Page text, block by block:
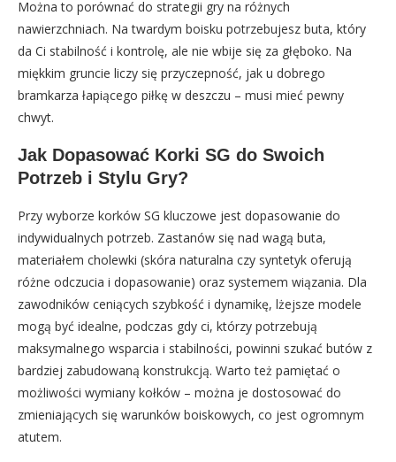
Można to porównać do strategii gry na różnych
nawierzchniach. Na twardym boisku potrzebujesz buta, który
da Ci stabilność i kontrolę, ale nie wbije się za głęboko. Na
miękkim gruncie liczy się przyczepność, jak u dobrego
bramkarza łapiącego piłkę w deszczu – musi mieć pewny
chwyt.
Jak Dopasować Korki SG do Swoich
Potrzeb i Stylu Gry?
Przy wyborze korków SG kluczowe jest dopasowanie do
indywidualnych potrzeb. Zastanów się nad wagą buta,
materiałem cholewki (skóra naturalna czy syntetyk oferują
różne odczucia i dopasowanie) oraz systemem wiązania. Dla
zawodników ceniących szybkość i dynamikę, lżejsze modele
mogą być idealne, podczas gdy ci, którzy potrzebują
maksymalnego wsparcia i stabilności, powinni szukać butów z
bardziej zabudowaną konstrukcją. Warto też pamiętać o
możliwości wymiany kołków – można je dostosować do
zmieniających się warunków boiskowych, co jest ogromnym
atutem.